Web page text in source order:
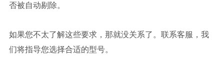
否被自动剔除。
如果您不太了解这些要求，那就没关系了。联系客服，我
们将指导您选择合适的型号。